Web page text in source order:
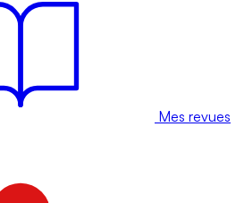
Mes revues